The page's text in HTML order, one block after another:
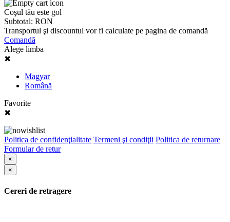
Coşul tău este gol
Subtotal: RON
Transportul şi discountul vor fi calculate pe pagina de comandă
Comandă
Alege limba
✖
Magyar
Română
Favorite
✖
Politica de confidenţialitate Termeni şi condiţii Politica de returnare
Formular de retur
×
×
Cereri de retragere